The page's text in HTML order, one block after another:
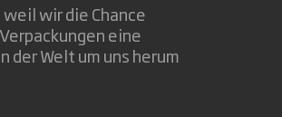
wir die Chance
eine
der Welt um uns herum